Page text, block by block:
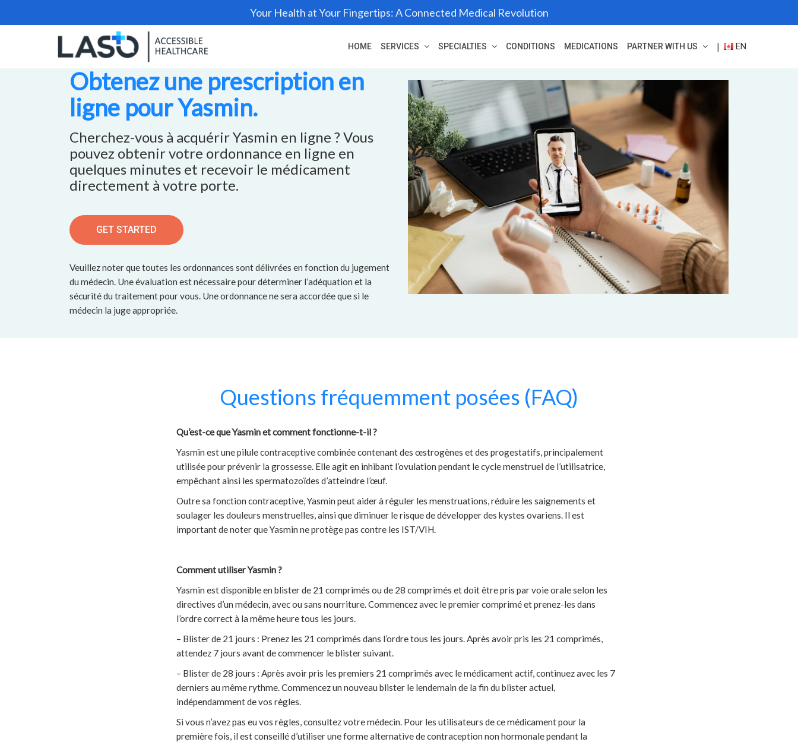
Your Health at Your Fingertips: A Connected Medical Revolution
HOME SERVICES SPECIALTIES CONDITIONS MEDICATIONS PARTNER WITH US | EN
Obtenez une prescription en
ligne pour Yasmin.
Cherchez-vous à acquérir Yasmin en ligne ? Vous
pouvez obtenir votre ordonnance en ligne en
quelques minutes et recevoir le médicament
directement à votre porte.
GET STARTED
Veuillez noter que toutes les ordonnances sont délivrées en fonction du jugement
du médecin. Une évaluation est nécessaire pour déterminer l’adéquation et la
sécurité du traitement pour vous. Une ordonnance ne sera accordée que si le
médecin la juge appropriée.
Questions fréquemment posées (FAQ)
Qu’est-ce que Yasmin et comment fonctionne-t-il ?
Yasmin est une pilule contraceptive combinée contenant des œstrogènes et des progestatifs, principalement
utilisée pour prévenir la grossesse. Elle agit en inhibant l’ovulation pendant le cycle menstruel de l’utilisatrice,
empêchant ainsi les spermatozoïdes d’atteindre l’œuf.
Outre sa fonction contraceptive, Yasmin peut aider à réguler les menstruations, réduire les saignements et
soulager les douleurs menstruelles, ainsi que diminuer le risque de développer des kystes ovariens. Il est
important de noter que Yasmin ne protège pas contre les IST/VIH.
Comment utiliser Yasmin ?
Yasmin est disponible en blister de 21 comprimés ou de 28 comprimés et doit être pris par voie orale selon les
directives d’un médecin, avec ou sans nourriture. Commencez avec le premier comprimé et prenez-les dans
l’ordre correct à la même heure tous les jours.
– Blister de 21 jours : Prenez les 21 comprimés dans l’ordre tous les jours. Après avoir pris les 21 comprimés,
attendez 7 jours avant de commencer le blister suivant.
– Blister de 28 jours : Après avoir pris les premiers 21 comprimés avec le médicament actif, continuez avec les 7
derniers au même rythme. Commencez un nouveau blister le lendemain de la fin du blister actuel,
indépendamment de vos règles.
Si vous n’avez pas eu vos règles, consultez votre médecin. Pour les utilisateurs de ce médicament pour la
première fois, il est conseillé d’utiliser une forme alternative de contraception non hormonale pendant la